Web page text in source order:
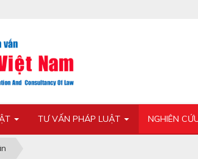
TƯ VẤN PHÁP LUẬT NGHIÊN